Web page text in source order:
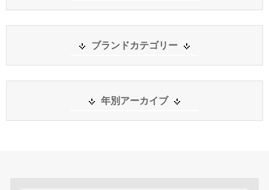
ブランドカテゴリー
年別アーカイブ